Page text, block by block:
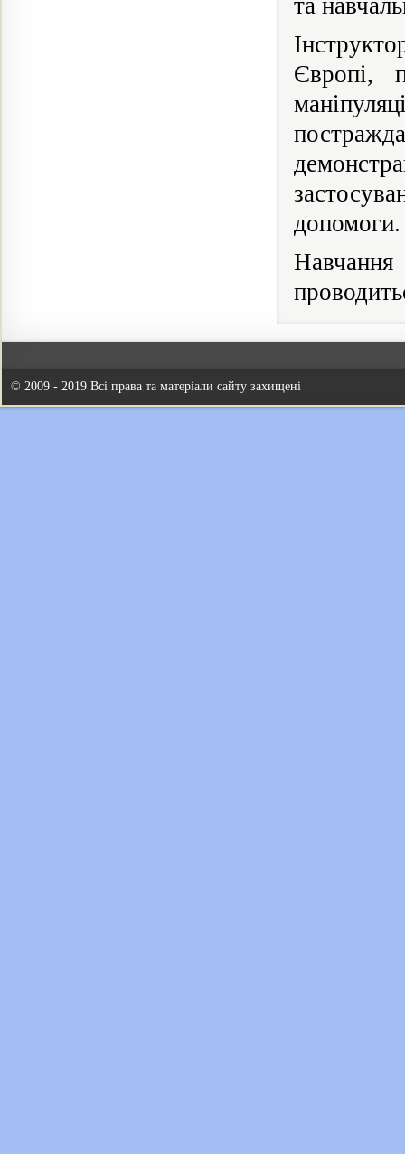
та
Європі,
допомоги.
Навчання
© 2009 - 2019 Всі права та матеріали сайту захищені